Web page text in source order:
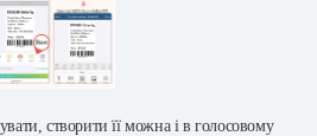
створити її можна і в голосовому